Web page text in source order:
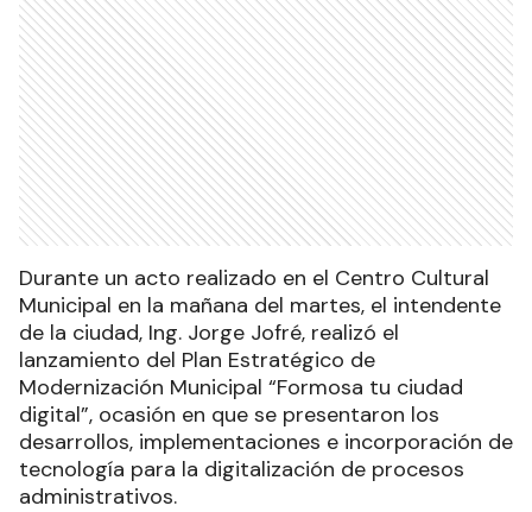
Durante un acto realizado en el Centro Cultural
Municipal en la mañana del martes, el intendente
de la ciudad, Ing. Jorge Jofré, realizó el
lanzamiento del Plan Estratégico de
Modernización Municipal “Formosa tu ciudad
digital”, ocasión en que se presentaron los
desarrollos, implementaciones e incorporación de
tecnología para la digitalización de procesos
administrativos.